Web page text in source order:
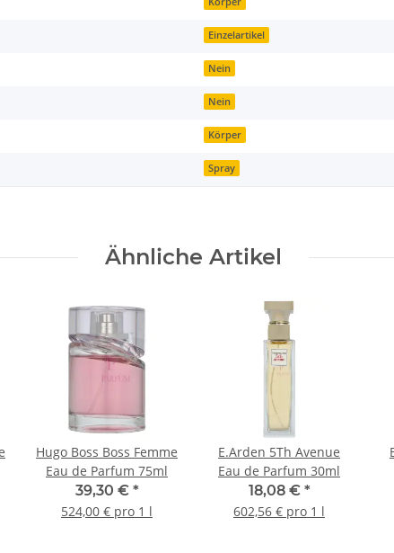
Einzelartikel
Nein
Nein
Körper
Spray
Ähnliche Artikel
Hugo Boss Boss Femme
Eau de Parfum 75ml
39,30 € *
524,00 € pro 1 l
E.Arden 5Th Avenue
Eau de Parfum 30ml
18,08 € *
602,56 € pro 1 l